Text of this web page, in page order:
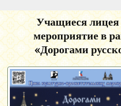
Учащиеся
мероприятие в
«Дорогами